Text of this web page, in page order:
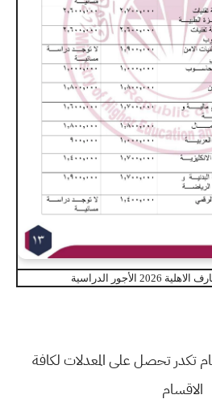
الأجور الدراسية
تكدر تحصل على المعدلات لكافة
الاقسام